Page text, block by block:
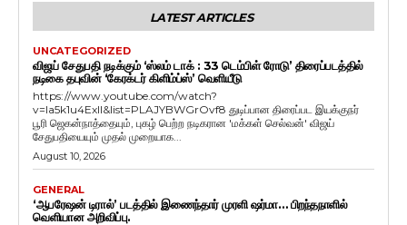
LATEST ARTICLES
UNCATEGORIZED
விஜய் சேதுபதி நடிக்கும் ‘ஸ்லம் டாக் : 33 டெம்பிள் ரோடு’ திரைப்படத்தில்
நடிகை தபுவின் ‘கேரக்டர் கிளிம்ப்ஸ்’ வெளியீடு
https://www.youtube.com/watch?
v=Ia5k1u4ExlI&list=PLAJYBWGrOvf8 துடிப்பான திரைப்பட இயக்குநர்
பூரி ஜெகன்நாத்தையும், புகழ் பெற்ற நடிகரான 'மக்கள் செல்வன்' விஜய்
சேதுபதியையும் முதல் முறையாக...
August 10, 2026
GENERAL
‘ஆபரேஷன் டிரால்’ படத்தில் இணைந்தார் முரளி ஷர்மா… பிறந்தநாளில்
வெளியான அறிவிப்பு.